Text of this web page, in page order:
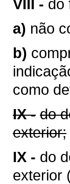
VIII - do
a) não
b)
como
IX - do
exterior;
IX - do
exterior